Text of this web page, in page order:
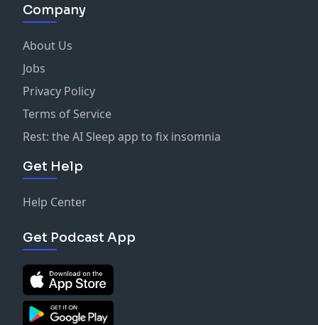
Company
About Us
Jobs
Privacy Policy
Terms of Service
Rest: the AI Sleep app to fix insomnia
Get Help
Help Center
Get Podcast App